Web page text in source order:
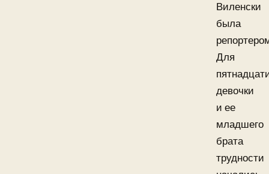
Виленски
была
Для
девочки
и ее
младшего
брата
трудности